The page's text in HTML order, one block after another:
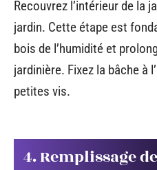
Recouvrez l’intérieur de la
jardin. Cette étape est
bois de l’humidité et
jardinière. Fixez la bâche à
petites vis.
4. Remplissage